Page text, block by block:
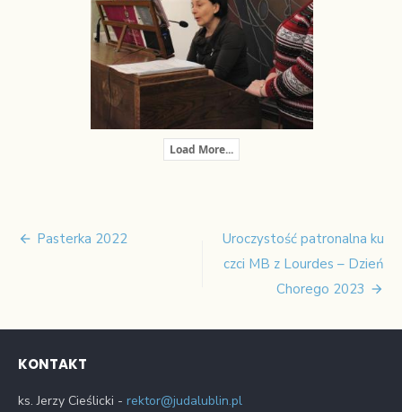
Load More...
Pasterka 2022
Uroczystość patronalna ku
czci MB z Lourdes – Dzień
Chorego 2023
KONTAKT
ks. Jerzy Cieślicki - rektor@judalublin.pl